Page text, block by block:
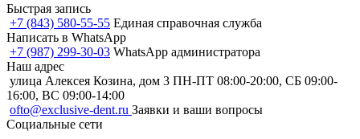
Быстрая запись
+7 (843) 580-55-55 Единая справочная служба
Написать в WhatsApp
+7 (987) 299-30-03 WhatsApp администратора
Наш адрес
улица Алексея Козина, дом 3 ПН-ПТ 08:00-20:00, СБ 09:00-
16:00, ВС 09:00-14:00
ofto@exclusive-dent.ru Заявки и ваши вопросы
Социальные сети